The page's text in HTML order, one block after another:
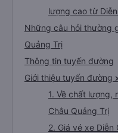
lượng cao từ
Những câu hỏi thường
Quảng Trị
Thông tin tuyến đường
Giới thiệu tuyến đường
1. Về chất lượng,
Châu Quảng Trị
2. Giá vé xe Diễn